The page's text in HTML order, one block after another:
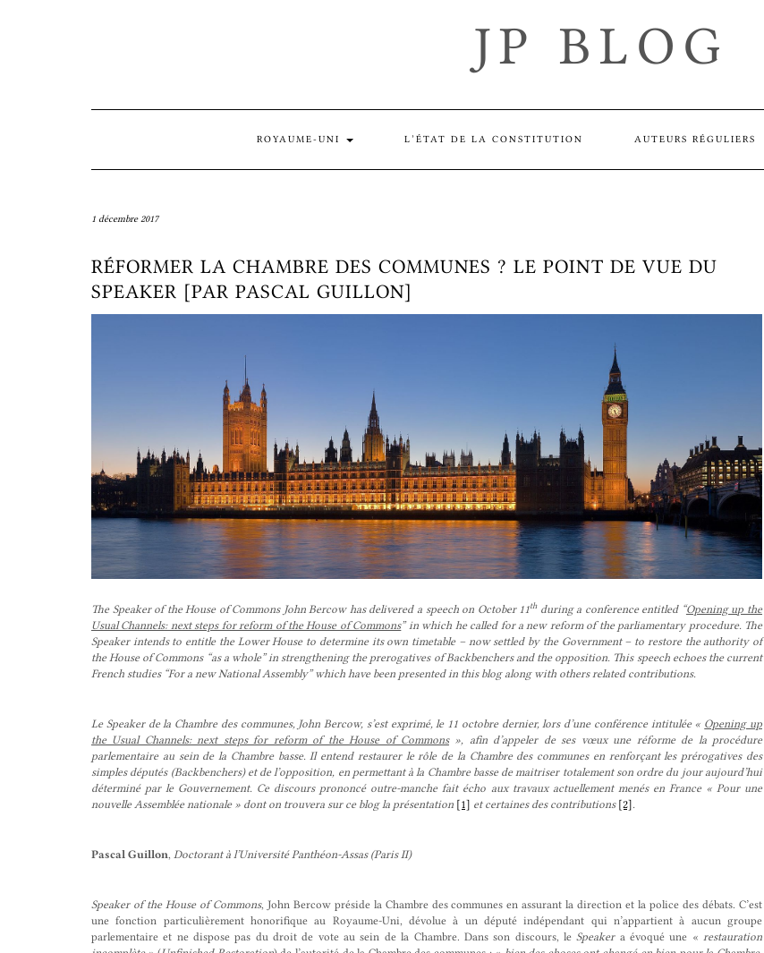
JP BLOG
ROYAUME-UNI L’ÉTAT DE LA CONSTITUTION AUTEURS RÉGULIERS
1 décembre 2017
RÉFORMER LA CHAMBRE DES COMMUNES ? LE POINT DE VUE DU
SPEAKER [PAR PASCAL GUILLON]
The Speaker of the House of Commons John Bercow has delivered a speech on October 11thduring a conference entitled “Opening up the
Usual Channels: next steps for reform of the House of Commons” in which he called for a new reform of the parliamentary procedure. The
Speaker intends to entitle the Lower House to determine its own timetable – now settled by the Government – to restore the authority of
the House of Commons “as a whole” in strengthening the prerogatives of Backbenchers and the opposition. This speech echoes the current
French studies “For a new National Assembly” which have been presented in this blog along with others related contributions.
Le Speaker de la Chambre des communes, John Bercow, s’est exprimé, le 11 octobre dernier, lors d’une conférence intitulée « Opening up
the Usual Channels: next steps for reform of the House of Commons», afin d’appeler de ses vœux une réforme de la procédure
parlementaire au sein de la Chambre basse. Il entend restaurer le rôle de la Chambre des communes en renforçant les prérogatives des
simples députés (Backbenchers) et de l’opposition, en permettant à la Chambre basse de maitriser totalement son ordre du jour aujourd’hui
déterminé par le Gouvernement. Ce discours prononcé outre-manche fait écho aux travaux actuellement menés en France « Pour une
nouvelle Assemblée nationale » dont on trouvera sur ce blog la présentation [1] et certaines des contributions [2]
Pascal Guillon Doctorant à l’Université Panthéon-Assas (Paris II)
Speaker of the House of Commons, John Bercow préside la Chambre des communes en assurant la direction et la police des débats. C’est
une fonction particulièrement honorifique au Royaume-Uni, dévolue à un député indépendant qui n’appartient à aucun groupe
parlementaire et ne dispose pas du droit de vote au sein de la Chambre. Dans son discours, leSpeaker a évoqué une « restauration